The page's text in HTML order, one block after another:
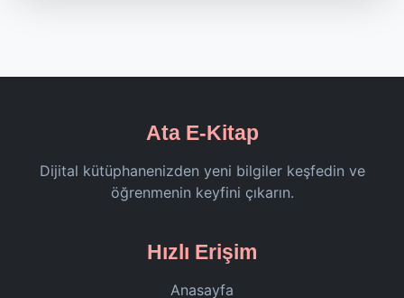
Ata E-Kitap
Dijital kütüphanenizden yeni bilgiler keşfedin ve
öğrenmenin keyfini çıkarın.
Hızlı Erişim
Anasayfa